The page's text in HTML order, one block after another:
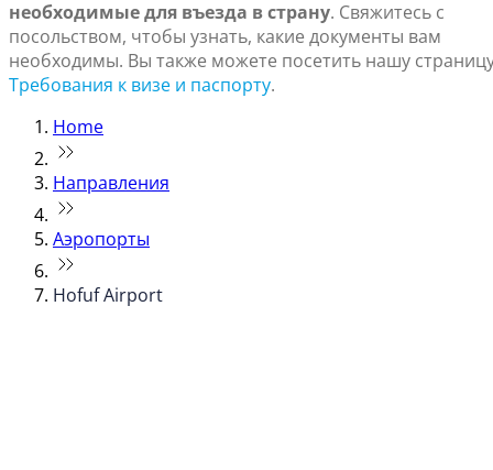
необходимые для въезда в страну. Свяжитесь с
посольством, чтобы узнать, какие документы вам
необходимы. Вы также можете посетить нашу
Требования к визе и паспорту.
Home
Направления
Аэропорты
Hofuf Airport